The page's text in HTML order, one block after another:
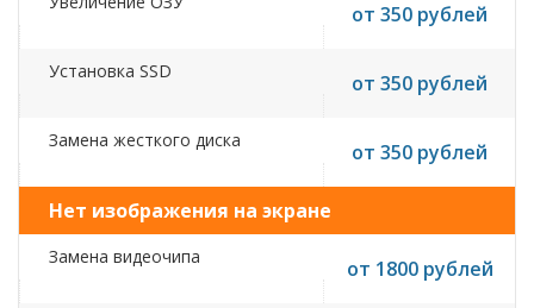
от 350 рублей
Установка SSD от 350 рублей
Замена жесткого диска от 350 рублей
Нет изображения на экране
Замена видеочипа от 1800 рублей